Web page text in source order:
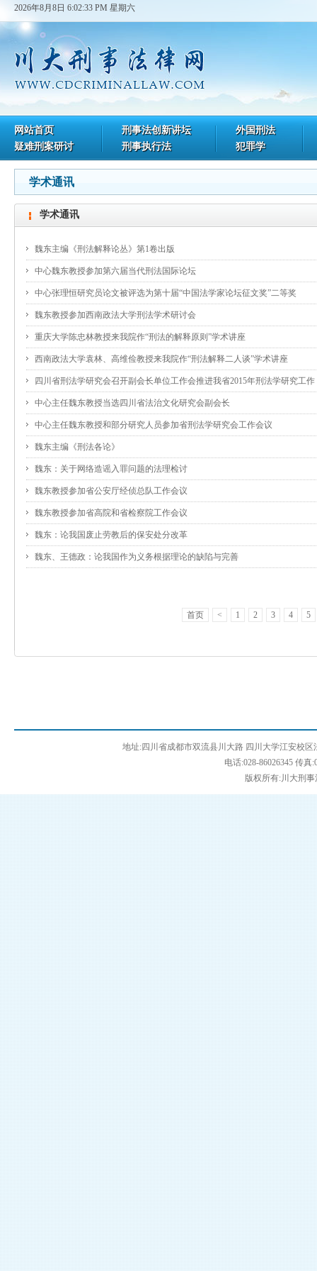
2026年8月8日 6:02:33 PM 星期六
网站首页 刑事法创新讲坛
外国刑法
疑难刑案研讨
刑事执行法 犯罪学
学术通讯
学术通讯
魏东主编《刑法解释论丛》第1卷出版
中心魏东教授参加第六届当代刑法国际论坛
中心张理恒研究员论文被评选为第十届“中国法学家论坛征文奖”二等奖
魏东教授参加西南政法大学刑法学术研讨会
重庆大学陈忠林教授来我院作“刑法的解释原则”学术讲座
西南政法大学袁林、高维俭教授来我院作“刑法解释二人谈”学术讲座
四川省刑法学研究会召开副会长单位工作会推进我省2015年刑法学研究工作
中心主任魏东教授当选四川省法治文化研究会副会长
中心主任魏东教授和部分研究人员参加省刑法学研究会工作会议
魏东主编《刑法各论》
魏东：关于网络造谣入罪问题的法理检讨
魏东教授参加省公安厅经侦总队工作会议
魏东教授参加省高院和省检察院工作会议
魏东：论我国废止劳教后的保安处分改革
魏东、王德政：论我国作为义务根据理论的缺陷与完善
首页 < 1 2 3 4 5
地址:四川省成都市双流县川大路 四川大学江安校区
电话:028-86026345 传真
版权所有:川大刑